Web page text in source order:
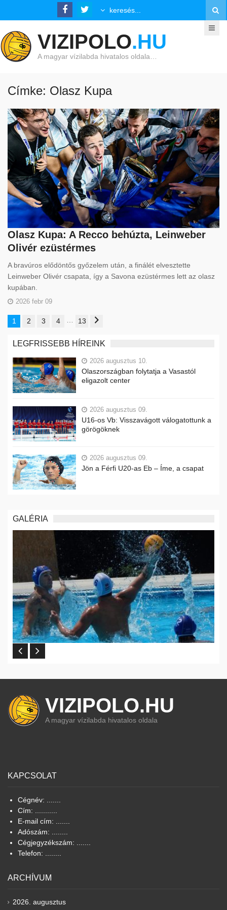
VIZIPOLO.HU
A magyar vízilabda hivatalos oldala…
Címke: Olasz Kupa
Olasz Kupa: A Recco behúzta, Leinweber
Olivér ezüstérmes
A bravúros elődöntős győzelem után, a finálét elvesztette
Leinweber Olivér csapata, így a Savona ezüstérmes lett az olasz
kupában.
2026 febr 09
1 2 3 4 13
LEGFRISSEBB HÍREINK
2026 augusztus 10.
Olaszországban folytatja a Vasastól
eligazolt center
2026 augusztus 09.
U16-os Vb: Visszavágott válogatottunk a
görögöknek
2026 augusztus 09.
Jön a Férfi U20-as Eb – Íme, a csapat
GALÉRIA
VIZIPOLO.HU
A magyar vízilabda hivatalos oldala
KAPCSOLAT
Cégnév: .......
Cím: ...........
E-mail cím: .......
Adószám: ........
Cégjegyzékszám: .......
Telefon: ........
ARCHÍVUM
2026. augusztus